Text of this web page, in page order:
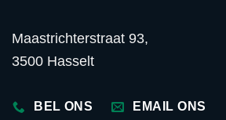
Maastrichterstraat 93,
3500 Hasselt
BEL ONS EMAIL ONS